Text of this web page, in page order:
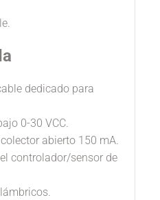
dedicado para
0-30 VCC.
abierto 150 mA.
controlador/sensor de